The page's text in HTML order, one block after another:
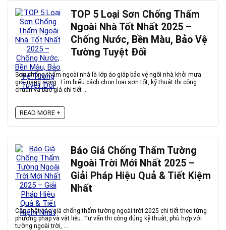
TOP 5 Loại Sơn Chống Thấm
Ngoài Nhà Tốt Nhất 2025 –
Chống Nước, Bền Màu, Bảo Vệ
Tường Tuyệt Đối
Sơn chống thấm ngoài nhà là lớp áo giáp bảo vệ ngôi nhà khỏi mưa
gió, nắng nóng. Tìm hiểu cách chọn loại sơn tốt, kỹ thuật thi công
chuẩn và báo giá chi tiết ...
READ MORE +
Báo Giá Chống Thấm Tường
Ngoài Trời Mới Nhất 2025 –
Giải Pháp Hiệu Quả & Tiết Kiệm
Nhất
Cập nhật báo giá chống thấm tường ngoài trời 2025 chi tiết theo từng
phương pháp và vật liệu. Tư vấn thi công đúng kỹ thuật, phù hợp với
tường ngoài trời, ...